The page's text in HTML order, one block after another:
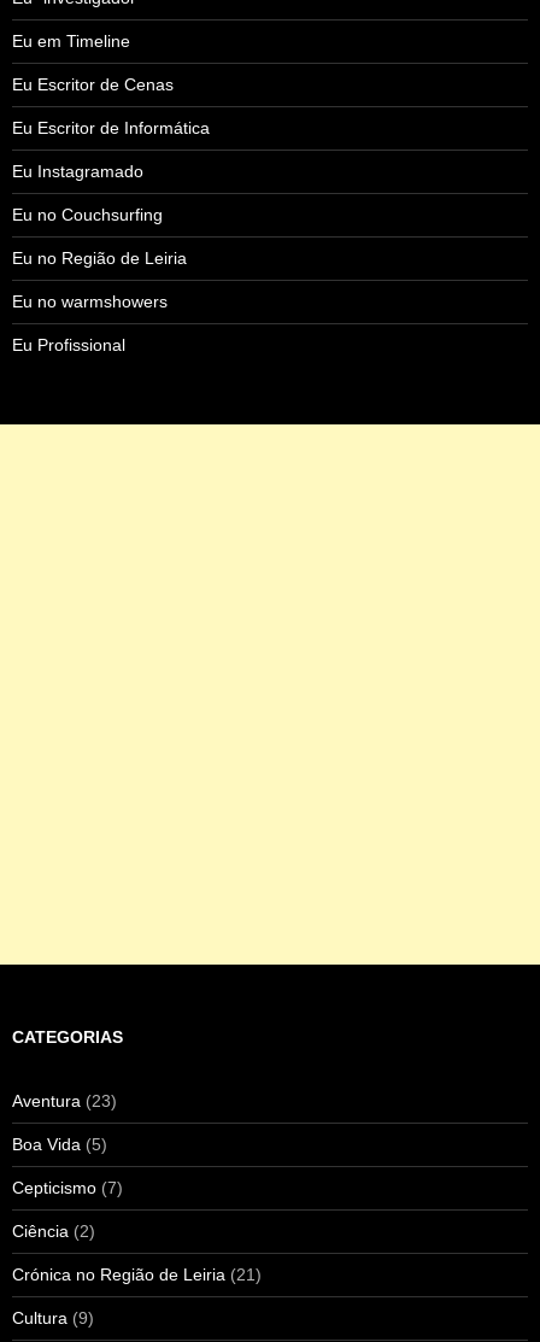
Eu em Timeline
Eu Escritor de Cenas
Eu Escritor de Informática
Eu Instagramado
Eu no Couchsurfing
Eu no Região de Leiria
Eu no warmshowers
Eu Profissional
CATEGORIAS
Aventura (23)
Boa Vida (5)
Cepticismo (7)
Ciência (2)
Crónica no Região de Leiria (21)
Cultura (9)